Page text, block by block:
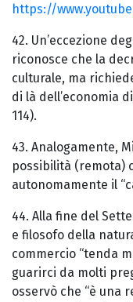
https://
42. Un’eccezione
riconosce che la
culturale, ma
di là dell’economia
114).
43. Analogamente,
possibilità (remota)
autonomamente il
44. Alla fine del
e filosofo della
commercio “tenda
guarirci da molti
osservò che “è una